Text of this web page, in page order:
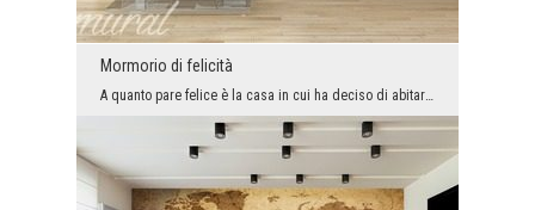
Mormorio di felicità
A quanto pare felice è la casa in cui ha deciso di abitare il gatto. Il simbolo animale di indipe...